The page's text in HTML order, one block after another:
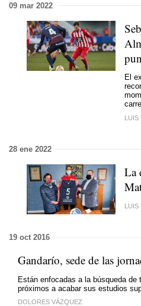
09 mar 2022
El
LUIS
28 ene 2022
La
LUIS
19 oct 2016
Gandarío, sede de las
Están enfocadas a la búsqueda de
próximos a acabar sus estudios
DOLORES VÁZQUEZ